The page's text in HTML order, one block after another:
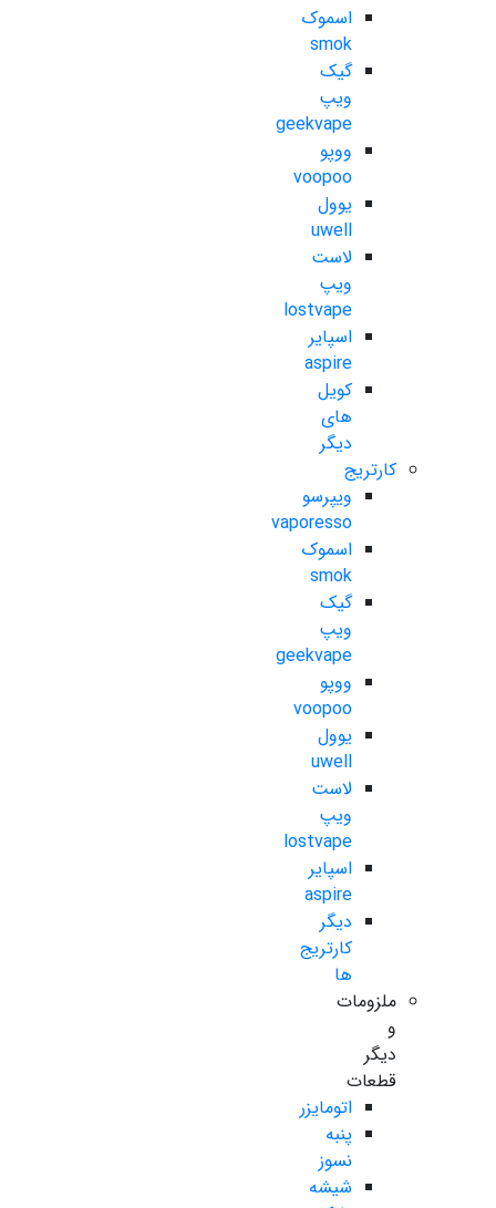
اسموک
smok
گیک
ویپ
geekvape
ووپو
voopoo
یوول
uwell
لاست
ویپ
lostvape
اسپایر
aspire
کویل
های
دیگر
کارتریج
ویپرسو
vaporesso
اسموک
smok
گیک
ویپ
geekvape
ووپو
voopoo
یوول
uwell
لاست
ویپ
lostvape
اسپایر
aspire
دیگر
کارتریج
ها
ملزومات
و
دیگر
قطعات
اتومایزر
پنبه
نسوز
شیشه